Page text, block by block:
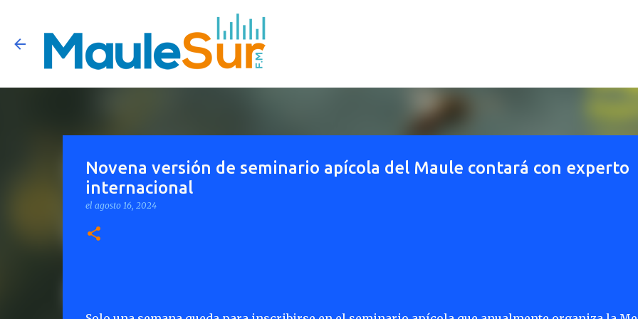
Novena versión de seminario apícola del Maule contará con experto
internacional
el agosto 16, 2024